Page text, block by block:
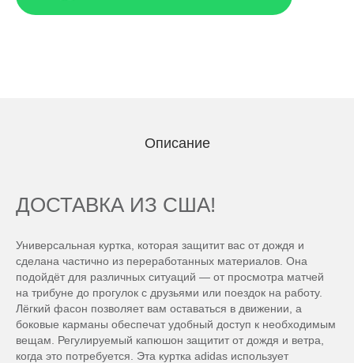
Описание
ДОСТАВКА ИЗ США!
Универсальная куртка, которая защитит вас от дождя и
сделана частично из переработанных материалов. Она
подойдёт для различных ситуаций — от просмотра матчей
на трибуне до прогулок с друзьями или поездок на работу.
Лёгкий фасон позволяет вам оставаться в движении, а
боковые карманы обеспечат удобный доступ к необходимым
вещам. Регулируемый капюшон защитит от дождя и ветра,
когда это потребуется. Эта куртка adidas использует